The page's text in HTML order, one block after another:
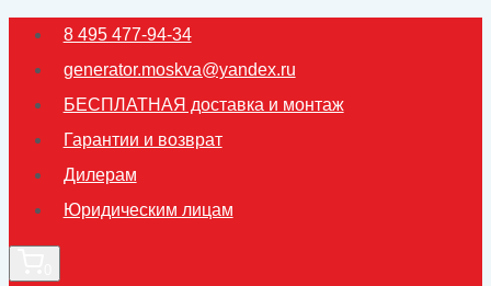
Перейти
содержимому
8 495 477-94-34
generator.moskva@yandex.ru
БЕСПЛАТНАЯ доставка и монтаж
Гарантии и возврат
Дилерам
Юридическим лицам